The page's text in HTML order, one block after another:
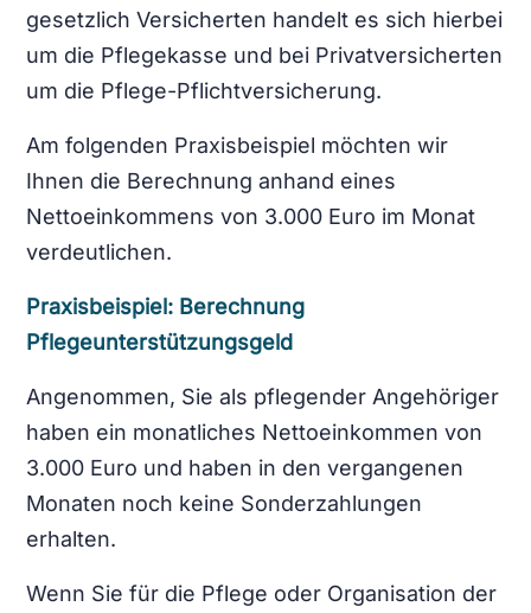
gesetzlich Versicherten handelt es sich hierbei
um die Pflegekasse und bei Privatversicherten
um die Pflege-Pflichtversicherung.
Am folgenden Praxisbeispiel möchten wir
Ihnen die Berechnung anhand eines
Nettoeinkommens von 3.000 Euro im Monat
verdeutlichen.
Praxisbeispiel: Berechnung
Pflegeunterstützungsgeld
Angenommen, Sie als pflegender Angehöriger
haben ein monatliches Nettoeinkommen von
3.000 Euro und haben in den vergangenen
Monaten noch keine Sonderzahlungen
erhalten.
Wenn Sie für die Pflege oder Organisation der